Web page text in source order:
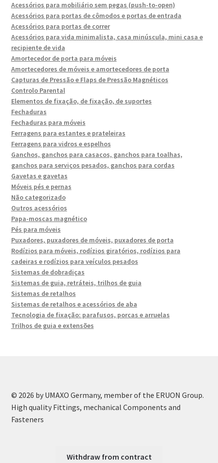
Acessórios para mobiliário sem pegas (push-to-open)
Acessórios para portas de cômodos e portas de entrada
Acessórios para portas de correr
Acessórios para vida minimalista, casa minúscula, mini casa e
recipiente de vida
Amortecedor de porta para móveis
Amortecedores de móveis e amortecedores de porta
Capturas de Pressão e Flaps de Pressão Magnéticos
Controlo Parental
Elementos de fixação, de fixação, de suportes
Fechaduras
Fechaduras para móveis
Ferragens para estantes e prateleiras
Ferragens para vidros e espelhos
Ganchos, ganchos para casacos, ganchos para toalhas,
ganchos para serviços pesados, ganchos para cordas
Gavetas e gavetas
Móveis pés e pernas
Não categorizado
Outros acessórios
Papa-moscas magnético
Pés para móveis
Puxadores, puxadores de móveis, puxadores de porta
Rodízios para móveis, rodízios giratórios, rodízios para
cadeiras e rodízios para veículos pesados
Sistemas de dobradiças
Sistemas de guia, retráteis, trilhos de guia
Sistemas de retalhos
Sistemas de retalhos e acessórios de aba
Tecnologia de fixação: parafusos, porcas e arruelas
Trilhos de guia e extensões
© 2026 by UMAXO Germany, member of the ERUON Group.
High quality Fittings, mechanical Components and
Fasteners
Withdraw from contract